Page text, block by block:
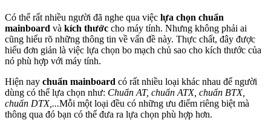
Có thể rất nhiều người đã nghe qua việc lựa chọn chuẩn
mainboard và kích thước cho máy tính. Nhưng không phải ai
cũng hiểu rõ những thông tin về vấn đề này. Thực chất, đây được
hiểu đơn giản là việc lựa chọn bo mạch chủ sao cho kích thước của
nó phù hợp với máy tính.
Hiện nay chuẩn mainboard có rất nhiều loại khác nhau để người
dùng có thể lựa chọn như: Chuẩn AT, chuẩn ATX, chuẩn BTX,
chuẩn DTX,...Mỗi một loại đều có những ưu điểm riêng biệt mà
thông qua đó bạn có thể đưa ra lựa chọn phù hợp hơn.